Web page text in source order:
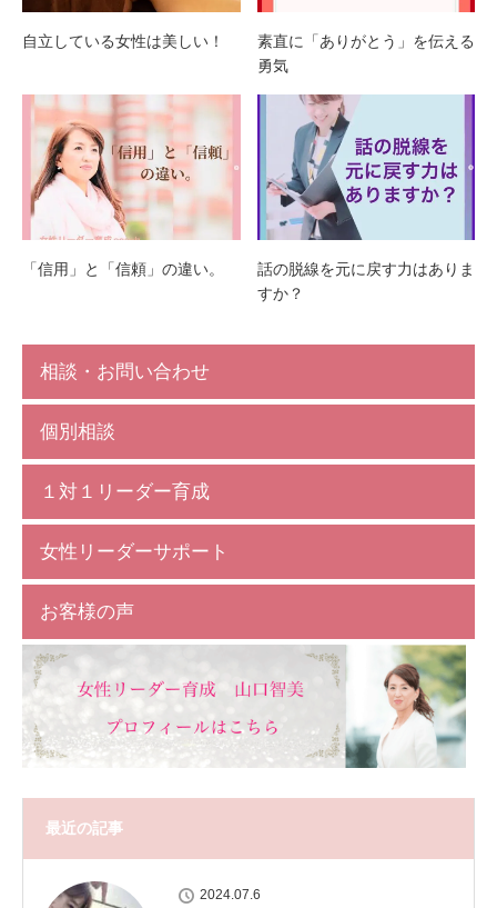
自立している女性は美しい！
素直に「ありがとう」を伝える
勇気
「信用」と「信頼」の違い。
話の脱線を元に戻す力はありま
すか？
相談・お問い合わせ
個別相談
１対１リーダー育成
女性リーダーサポート
お客様の声
最近の記事
2024.07.6